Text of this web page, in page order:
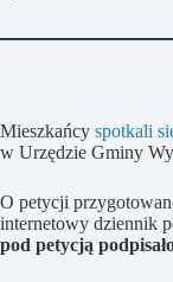
Mieszkańcy spotkali
w Urzędzie Gminy
O petycji
internetowy dziennik
pod petycją